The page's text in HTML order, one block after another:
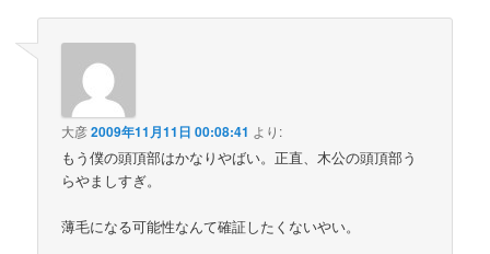
大彦2009年11月11日 00:08:41 より:
もう僕の頭頂部はかなりやばい。正直、木公の頭頂部う
らやましすぎ。
薄毛になる可能性なんて確証したくないやい。